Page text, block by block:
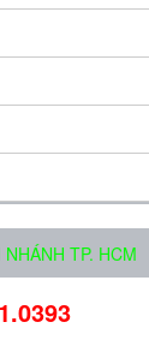
NHÁNH TP. HCM